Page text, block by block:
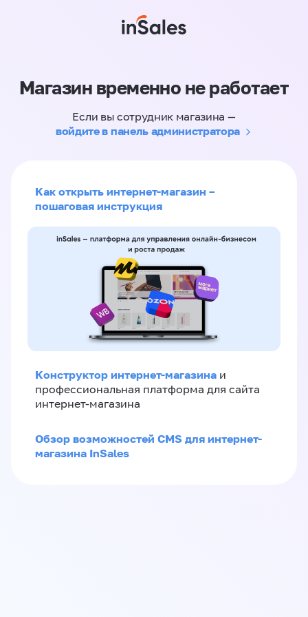
Магазин временно не работает
Если вы сотрудник магазина —
войдите в панель администратора
Как открыть интернет-магазин –
пошаговая инструкция
Конструктор интернет-магазина и
профессиональная платформа для сайта
интернет-магазина
Обзор возможностей CMS для интернет-
магазина InSales